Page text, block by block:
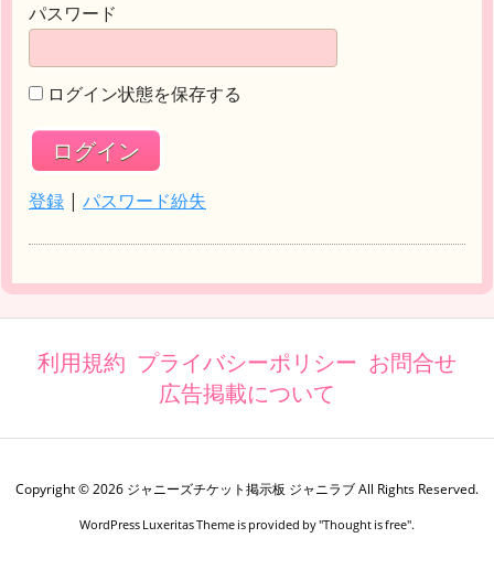
パスワード
ログイン状態を保存する
登録 | パスワード紛失
利用規約 プライバシーポリシー お問合せ
広告掲載について
Copyright ©2026 ジャニーズチケット掲示板 ジャニラブAll Rights Reserved.
WordPress Luxeritas Theme is provided by "Thought is free".